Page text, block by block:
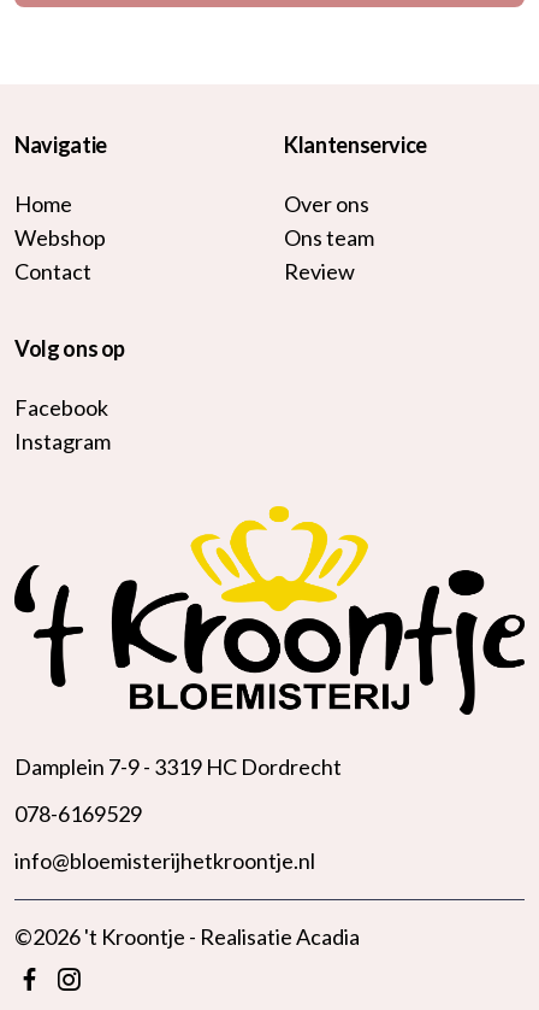
Navigatie
Home
Webshop
Contact
Klantenservice
Over ons
Ons team
Review
Volg ons op
Facebook
Instagram
Damplein 7-9 - 3319 HC Dordrecht
078-6169529
info@bloemisterijhetkroontje.nl
©2026 't Kroontje - RealisatieAcadia